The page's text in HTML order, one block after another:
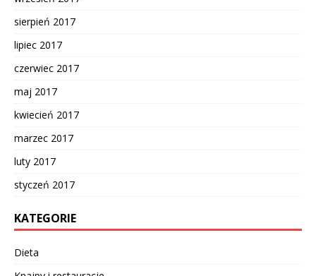
sierpień 2017
lipiec 2017
czerwiec 2017
maj 2017
kwiecień 2017
marzec 2017
luty 2017
styczeń 2017
KATEGORIE
Dieta